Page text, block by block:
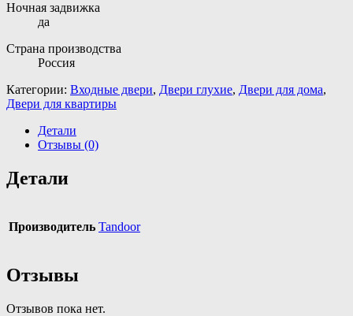
Ночная задвижка
да
Страна производства
Россия
Категории: Входные двери, Двери глухие, Двери для дома,
Двери для квартиры
Детали
Отзывы (0)
Детали
Производитель Tandoor
Отзывы
Отзывов пока нет.